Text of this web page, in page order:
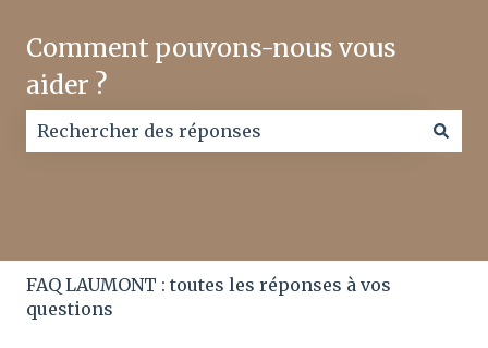
Comment pouvons-nous vous
aider ?
FAQ LAUMONT : toutes les réponses à vos
questions